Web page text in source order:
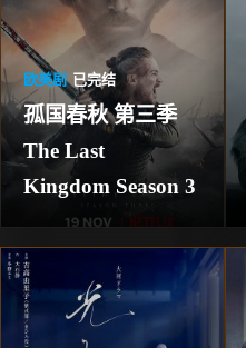
欧美剧 已完结
孤国春秋 第三季
The Last
Kingdom Season 3